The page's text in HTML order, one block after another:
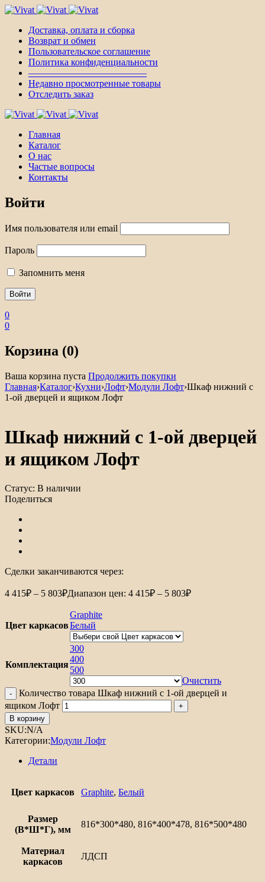
Доставка, оплата и сборка
Возврат и обмен
Пользовательское соглашение
Политика конфиденциальности
————————————–
Недавно просмотренные товары
Отследить заказ
Главная
Каталог
О нас
Частые вопросы
Контакты
Войти
Имя пользователя или email
Пароль
Запомнить меня
0
0
Корзина (0)
Ваша корзина пуста Продолжить покупки
Главная›Каталог›Кухни›Лофт›Модули Лофт›Шкаф нижний с
1-ой дверцей и ящиком Лофт
Шкаф нижний с 1-ой дверцей
и ящиком Лофт
Статус: В наличии
Поделиться
Сделки заканчиваются через:
4 415₽ – 5 803₽Диапазон цен: 4 415₽ – 5 803₽
Цвет каркасов
Graphite
Белый
Комплектация
300
400
500
Очистить
Количество товара Шкаф нижний с 1-ой дверцей и
ящиком Лофт
В корзину
SKU:N/A
Категории:Модули Лофт
Детали
Цвет каркасов Graphite, Белый
Размер
(В*Ш*Г), мм
816*300*480, 816*400*478, 816*500*480
Материал
каркасов
ЛДСП